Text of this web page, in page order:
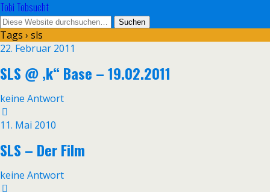
Tobi Tobsucht
Tags › sls
22. Februar 2011
SLS @ ‚k“ Base – 19.02.2011
keine Antwort
11. Mai 2010
SLS – Der Film
keine Antwort